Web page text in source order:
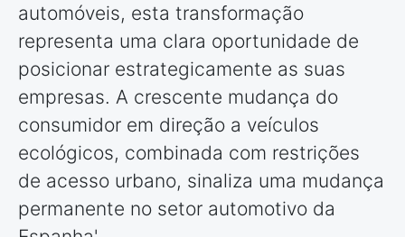
automóveis, esta transformação
representa uma clara oportunidade de
posicionar estrategicamente as suas
empresas. A crescente mudança do
consumidor em direção a veículos
ecológicos, combinada com restrições
de acesso urbano, sinaliza uma mudança
permanente no setor automotivo da